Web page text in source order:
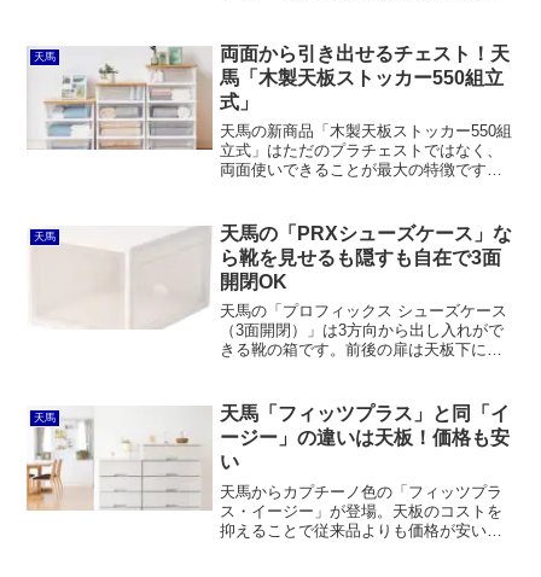
はコメリのホームストレージやスマート
キューブにも似ています。
天馬
両面から引き出せるチェスト！天
馬「木製天板ストッカー550組立
式」
天馬の新商品「木製天板ストッカー550組
立式」はただのプラチェストではなく、
両面使いできることが最大の特徴です。
日本製で安心して使うことができること
でしょう。
天馬
天馬の「PRXシューズケース」な
ら靴を見せるも隠すも自在で3面
開閉OK
天馬の「プロフィックス シューズケース
（3面開閉）」は3方向から出し入れがで
きる靴の箱です。前後の扉は天板下にス
れるフラップ扉で、こちらもスニーカー
などを見せるのに最適なクリアです。
天馬
天馬「フィッツプラス」と同「イ
ージー」の違いは天板！価格も安
い
天馬からカプチーノ色の「フィッツプラ
ス・イージー」が登場。天板のコストを
抑えることで従来品よりも価格が安いこ